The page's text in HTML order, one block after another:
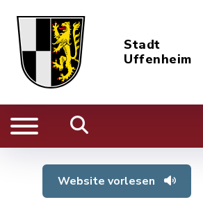
Stadt
Uffenheim
Website vorlesen